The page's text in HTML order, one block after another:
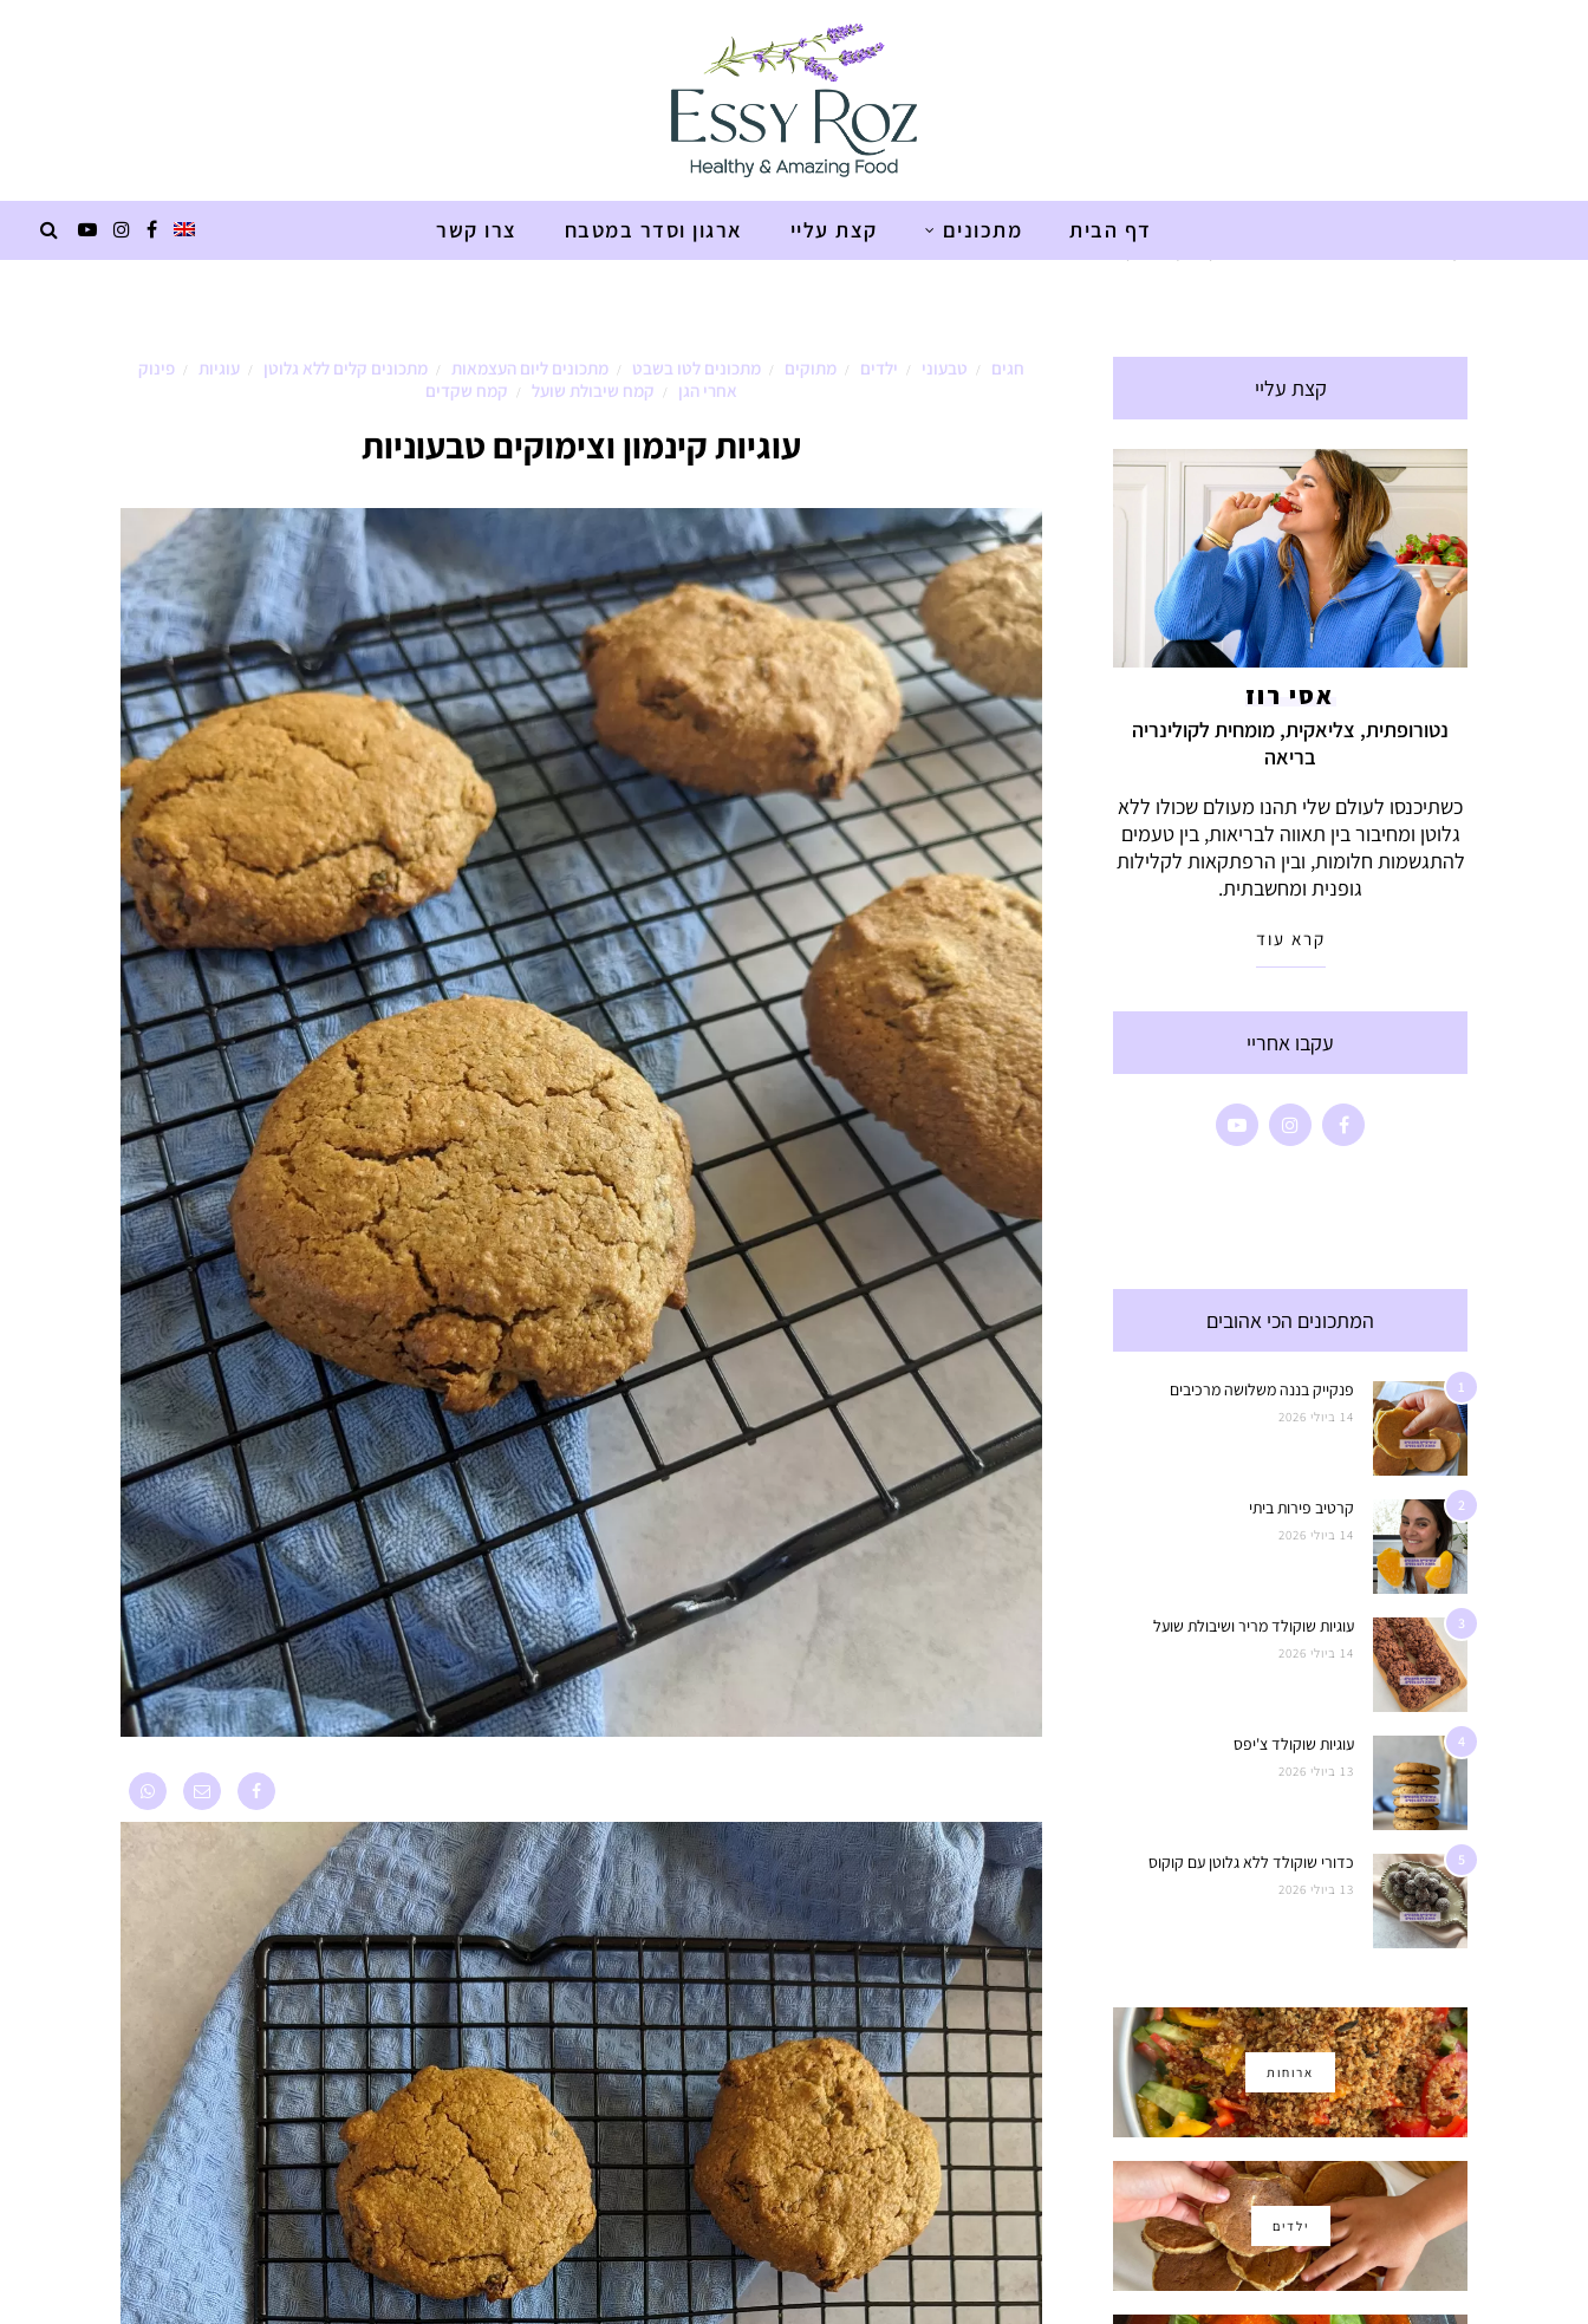
דף הבית מתכונים קצת עליי ארגון וסדר במטבח צרו קשר
עוגיות קינמון וצימוקים טבעוניות
חגים / טבעוני / ילדים / מתוקים / מתכונים לטו בשבט / מתכונים ליום העצמאות / מתכונים קלים ללא גלוטן / עוגיות /
פינוק
אחרי הגן
/ קמח שיבולת שועל / קמח שקדים
עוגיות קינמון וצימוקים טבעוניות
קצת עליי
אסי רוז
נטורופתית, צליאקית, מומחית לקולינריה
בריאה
כשתיכנסו לעולם שלי תהנו מעולם שכולו ללא
גלוטן ומחיבור בין תאווה לבריאות, בין טעמים
להתגשמות חלומות, ובין הרפתקאות לקלילות
גופנית ומחשבתית.
קרא עוד
עקבו אחריי
המתכונים הכי אהובים
1 פנקייק בננה משלושה מרכיבים
14 ביולי 2026
2 קרטיב פירות ביתי
14 ביולי 2026
3 עוגיות שוקולד מריר ושיבולת שועל
14 ביולי 2026
4 עוגיות שוקולד צ'יפס
13 ביולי 2026
5 כדורי שוקולד ללא גלוטן עם קוקוס
13 ביולי 2026
ארוחות
ילדים